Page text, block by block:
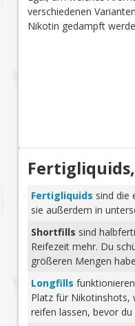
verschiedenen
Nikotin gedampft
Fertigliquids sind die
sie außerdem in
Shortfills sind
Reifezeit mehr. Du
größeren Mengen
Longfills
Platz für Nikotinshots,
reifen lassen, bevor